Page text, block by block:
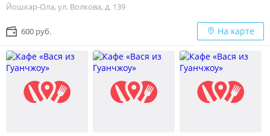
Йошкар-Ола, ул. Волкова, д. 139
600 руб. На карте